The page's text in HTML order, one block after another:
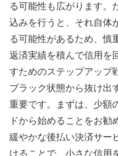
る可能性も広がります。
込みを行うと、それ自体
る可能性があるため、慎
返済実績を積んで信用を
すためのステップアップ
ブラック状態から抜け出
重要です。まずは、少額
ドから始めることをお勧
緩やかな後払い決済サー
けることで、小さな信用